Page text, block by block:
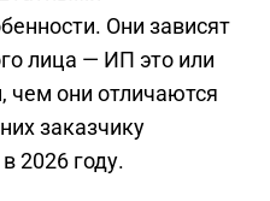
Они зависят
лица — ИП это или
чем они отличаются
заказчику
2026 году.